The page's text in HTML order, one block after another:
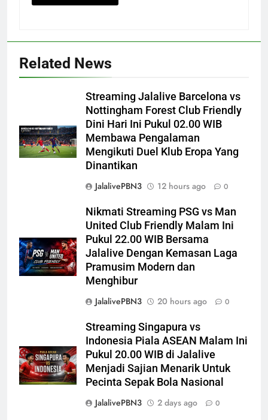
Related News
Streaming Jalalive Barcelona vs
Nottingham Forest Club Friendly
Dini Hari Ini Pukul 02.00 WIB
Membawa Pengalaman
Mengikuti Duel Klub Eropa Yang
Dinantikan
JalalivePBN3
12 hours ago 0
Nikmati Streaming PSG vs Man
United Club Friendly Malam Ini
Pukul 22.00 WIB Bersama
Jalalive Dengan Kemasan Laga
Pramusim Modern dan
Menghibur
JalalivePBN3
20 hours ago 0
Streaming Singapura vs
Indonesia Piala ASEAN Malam Ini
Pukul 20.00 WIB di Jalalive
Menjadi Sajian Menarik Untuk
Pecinta Sepak Bola Nasional
JalalivePBN3
2 days ago 0